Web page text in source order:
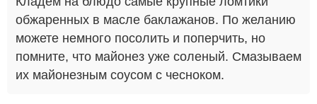
обжаренных в масле баклажанов. По желанию
можете немного посолить и поперчить, но
помните, что майонез уже соленый. Смазываем
их майонезным соусом с чесноком.